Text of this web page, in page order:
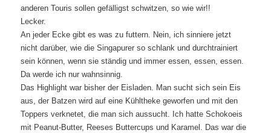
anderen Touris sollen gefälligst schwitzen, so wie wir!!
Lecker.
An jeder Ecke gibt es was zu futtern. Nein, ich sinniere jetzt
nicht darüber, wie die Singapurer so schlank und durchtrainiert
sein können, wenn sie ständig und immer essen, essen, essen.
Da werde ich nur wahnsinnig.
Das Highlight war bisher der Eisladen. Man sucht sich sein Eis
aus, der Batzen wird auf eine Kühltheke geworfen und mit den
Toppers verknetet, die man sich aussucht. Ich hatte Schokoeis
mit Peanut-Butter, Reeses Buttercups und Karamel. Das war die